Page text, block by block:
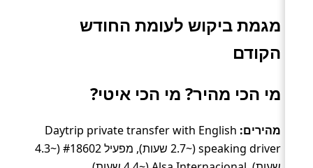
מגמת ביקוש לעומת החודש
הקודם
מי הכי מהיר? מי הכי איטי?
מהירים: Daytrip private transfer with English
speaking driver (~2.7 שעות), מפעיל #18602 (~4.3